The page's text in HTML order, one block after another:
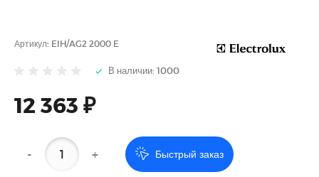
Артикул: EIH/AG2 2000 E
В наличии: 1000
12 363 ₽
- + Быстрый заказ